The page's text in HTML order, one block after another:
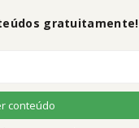
gratuitamente!